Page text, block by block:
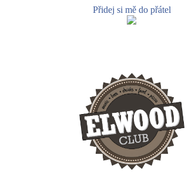
Přidej si mě do přátel